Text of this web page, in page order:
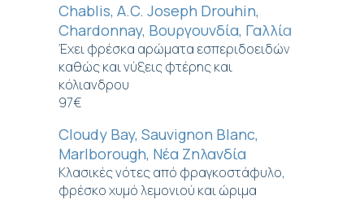
Chablis, A.C. Joseph Drouhin,
Chardonnay, Βουργουνδία, Γαλλία
Έχει φρέσκα αρώματα εσπεριδοειδών
καθώς και νύξεις φτέρης και
κόλιανδρου
97€
Cloudy Bay, Sauvignon Blanc,
Marlborough, Νέα Ζηλανδία
Κλασικές νότες από φραγκοστάφυλο,
φρέσκο ​​χυμό λεμονιού και ώριμα